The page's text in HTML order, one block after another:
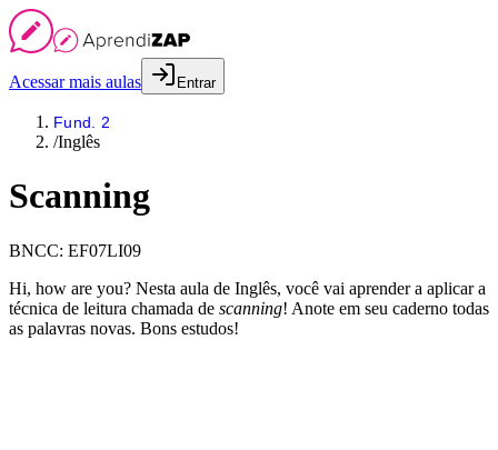
Acessar mais aulas Entrar
Fund. 2
/Inglês
Scanning
BNCC: EF07LI09
Hi, how are you? Nesta aula de Inglês, você vai aprender a aplicar a
técnica de leitura chamada de scanning! Anote em seu caderno todas
as palavras novas. Bons estudos!